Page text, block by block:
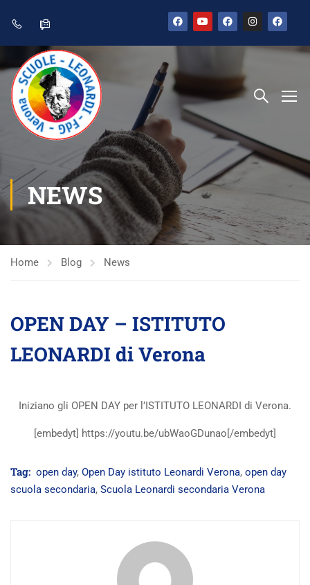
NEWS
Home Blog News
OPEN DAY – ISTITUTO
LEONARDI di Verona
Iniziano gli OPEN DAY per l’ISTITUTO LEONARDI di Verona.
[embedyt] https://youtu.be/ubWaoGDunao[/embedyt]
Tag: open day, Open Day istituto Leonardi Verona, open day
scuola secondaria, Scuola Leonardi secondaria Verona